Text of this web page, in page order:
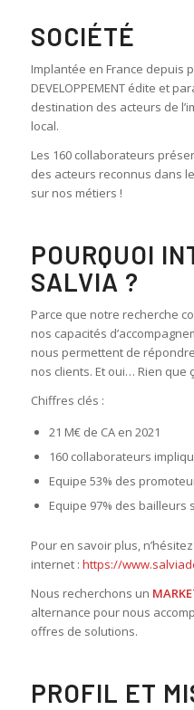
SOCIÉTÉ
Implantée en France depuis
DEVELOPPEMENT édite et
destination des acteurs de
local.
Les 160 collaborateurs
des acteurs reconnus dans
sur nos métiers !
POURQUOI
SALVIA ?
Parce que notre recherche
nos capacités
nous permettent de
nos clients. Et oui… Rien que
Chiffres clés :
21 M€ de CA en 2021
160 collaborateurs
Equipe 53% des
Equipe 97% des bailleurs
Pour en savoir plus,
internet : https://
Nous recherchons un
alternance pour nous
offres de solutions.
PROFIL ET